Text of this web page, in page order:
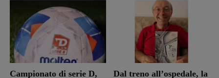
Campionato di serie D,
Dal treno all’ospedale, la